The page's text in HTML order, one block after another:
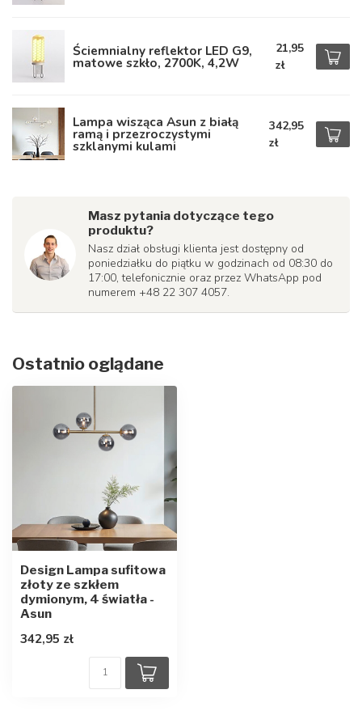
Ściemnialny reflektor LED G9,
matowe szkło, 2700K, 4,2W
21,95
zł
Lampa wisząca Asun z białą
ramą i przezroczystymi
szklanymi kulami
342,95
zł
Masz pytania dotyczące tego
produktu?
Nasz dział obsługi klienta jest dostępny od
poniedziałku do piątku w godzinach od 08:30 do
17:00, telefonicznie oraz przez WhatsApp pod
numerem +48 22 307 4057.
Ostatnio oglądane
Design Lampa sufitowa
złoty ze szkłem
dymionym, 4 światła -
Asun
342,95 zł